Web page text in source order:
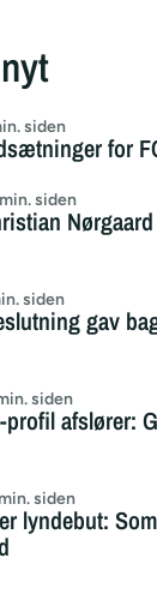
siden
for
siden
siden
gav
siden
afslører:
siden
lyndebut: